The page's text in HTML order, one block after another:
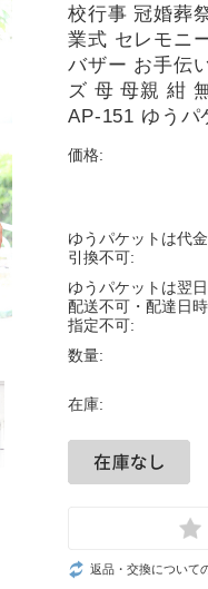
校行事 冠婚葬
業式 セレモニ
バザー お手伝
ズ 母 母親 紺
AP-151 ゆうパ
価格:
ゆうパケットは代金
引換不可:
ゆうパケットは翌日
配送不可・配達日時
指定不可:
数量:
在庫:
返品・交換について